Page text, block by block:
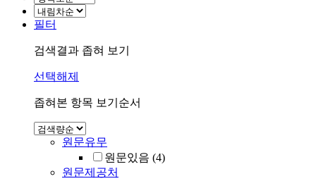
필터
검색결과 좁혀 보기
선택해제
좁혀본 항목 보기순서
원문유무
원문있음 (4)
원문제공처